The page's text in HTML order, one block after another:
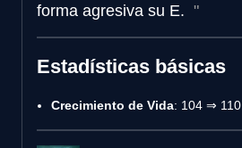
forma agresiva su E.
Estadísticas básicas
Crecimiento de Vida: 104 ⇒ 110